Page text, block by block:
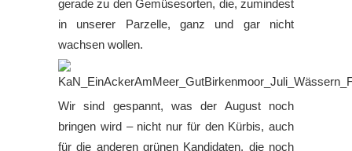
gerade zu den Gemüsesorten, die, zumindest
in unserer Parzelle, ganz und gar nicht
wachsen wollen.
Wir sind gespannt, was der August noch
bringen wird – nicht nur für den Kürbis, auch
für die anderen grünen Kandidaten, die noch